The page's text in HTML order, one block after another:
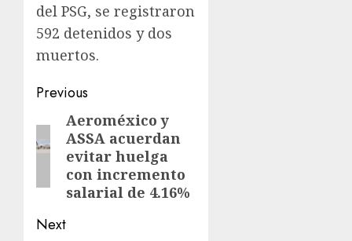
del PSG, se registraron
592 detenidos y dos
muertos.
Previous
Aeroméxico y
ASSA acuerdan
evitar huelga
con incremento
salarial de 4.16%
Next